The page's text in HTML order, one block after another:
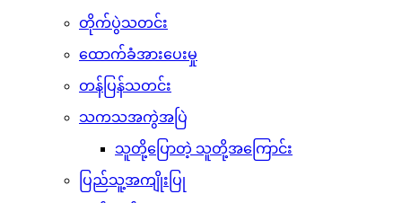
တိုက်ပွဲသတင်း
ထောက်ခံအားပေးမှု
တန်ပြန်သတင်း
သကသအကွဲအပြဲ
သူတို့ပြောတဲ့ သူတို့အကြောင်း
ပြည်သူ့အကျိုးပြု